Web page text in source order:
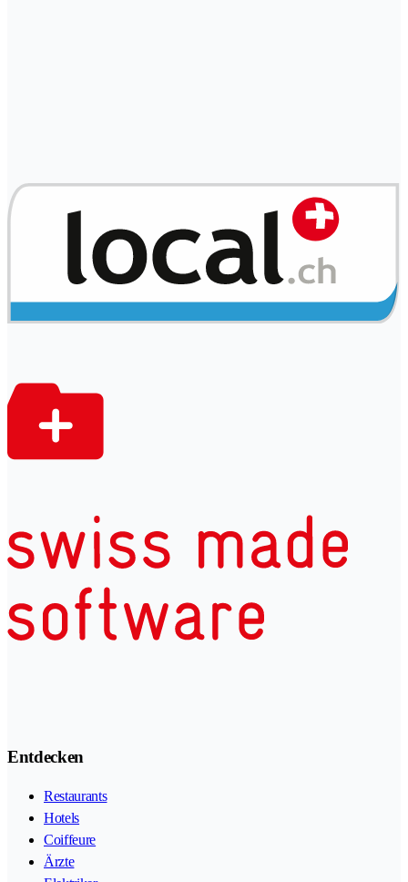
Entdecken
Restaurants
Hotels
Coiffeure
Ärzte